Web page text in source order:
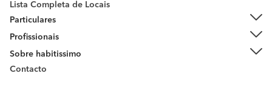
Lista Completa de Locais
Particulares
Profissionais
Sobre habitissimo
Contacto